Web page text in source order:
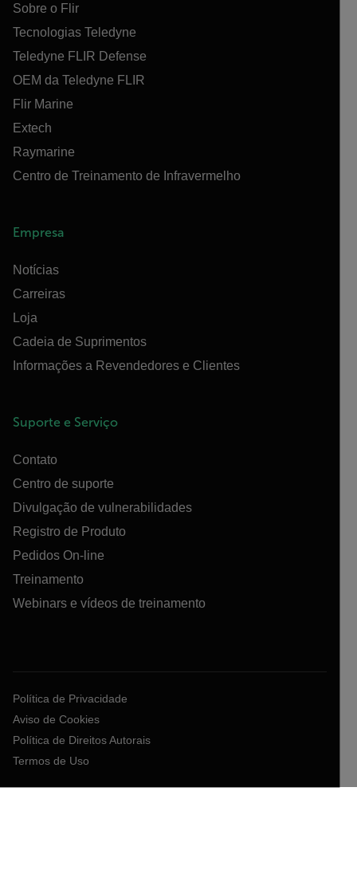
Sobre o Flir
Tecnologias Teledyne
Teledyne FLIR Defense
OEM da Teledyne FLIR
Flir Marine
Extech
Raymarine
Centro de Treinamento de Infravermelho
Empresa
Notícias
Carreiras
Loja
Cadeia de Suprimentos
Informações a Revendedores e Clientes
Suporte e Serviço
Contato
Centro de suporte
Divulgação de vulnerabilidades
Registro de Produto
Pedidos On-line
Treinamento
Webinars e vídeos de treinamento
Política de Privacidade
Aviso de Cookies
Política de Direitos Autorais
Termos de Uso